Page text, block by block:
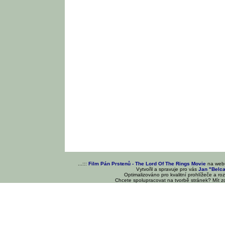
...::: Film Pán Prstenů - The Lord Of The Rings Movie na
Vytvořil a spravuje pro vásJan
Optimalizováno pro kvalitní prohlížeče a
Chcete spolupracovat na tvorbě stránek? Mít